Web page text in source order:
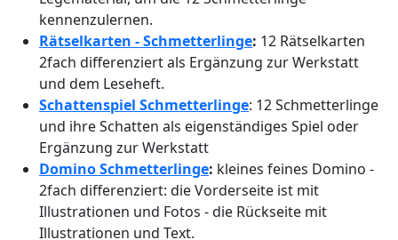
kennenzulernen.
Rätselkarten - Schmetterlinge: 12 Rätselkarten
2fach differenziert als Ergänzung zur Werkstatt
und dem Leseheft.
Schattenspiel Schmetterlinge: 12 Schmetterlinge
und ihre Schatten als eigenständiges Spiel oder
Ergänzung zur Werkstatt
Domino Schmetterlinge: kleines feines Domino -
2fach differenziert: die Vorderseite ist mit
Illustrationen und Fotos - die Rückseite mit
Illustrationen und Text.